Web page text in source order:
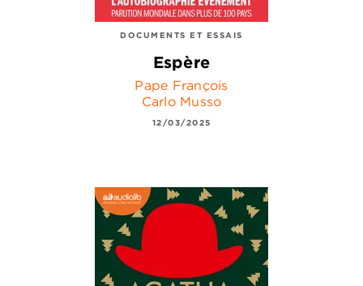
DOCUMENTS ET ESSAIS
Espère
Pape François
Carlo Musso
12/03/2025